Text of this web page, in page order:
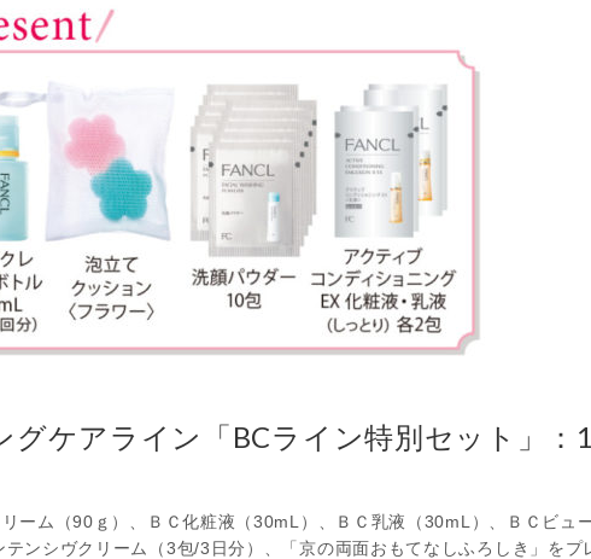
グケアライン「BCライン特別セット」：
ーム（90ｇ）、ＢＣ化粧液（30mL）、ＢＣ乳液（30mL）、ＢＣビュ
ンシヴクリーム（3包/3日分）、「京の両面おもてなしふろしき」をプ